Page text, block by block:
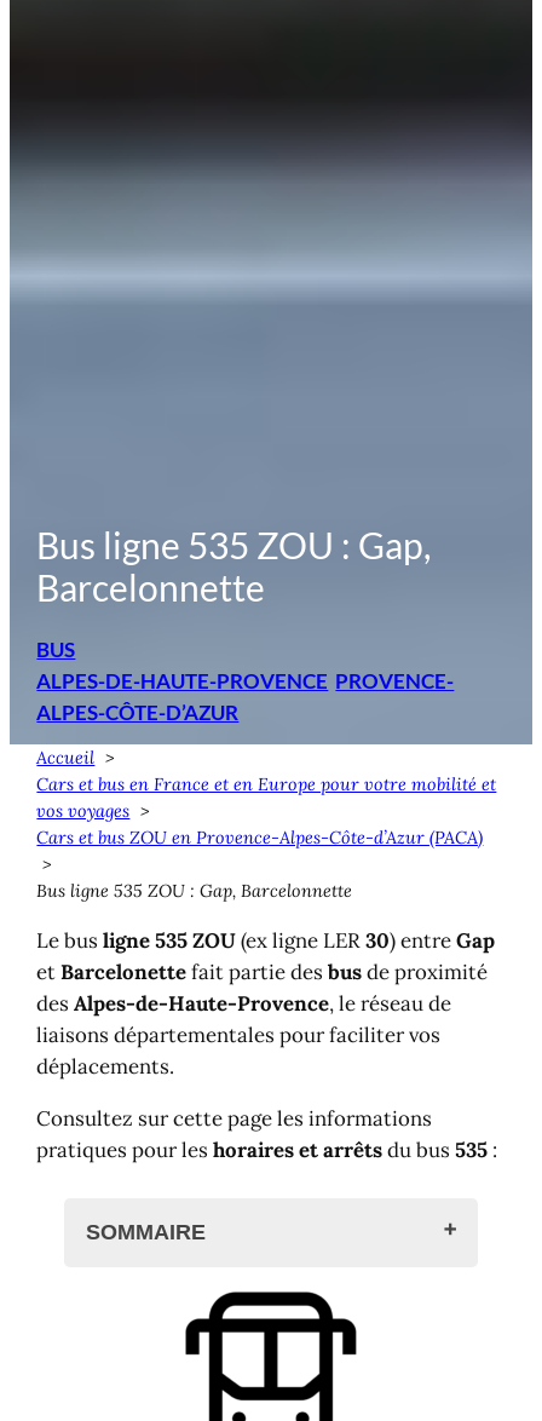
Bus ligne 535 ZOU : Gap,
Barcelonnette
BUS
ALPES-DE-HAUTE-PROVENCE PROVENCE-
ALPES-CÔTE-D’AZUR
Accueil
Cars et bus en France et en Europe pour votre mobilité et
vos voyages
Cars et bus ZOU en Provence-Alpes-Côte-d’Azur (PACA)
Bus ligne 535 ZOU : Gap, Barcelonnette
Le busligne 535 ZOU(ex ligne LER30) entreGap
etBarcelonettefait partie desbusde proximité
desAlpes-de-Haute-Provence, le réseau de
liaisons départementales pour faciliter vos
déplacements.
Consultez sur cette page les informations
pratiques pour les horaires et arrêtsdu bus535 :
SOMMAIRE
Bus ligne 535 ZOU : De Gap à
Barcelonnette
Horaires et arrêts